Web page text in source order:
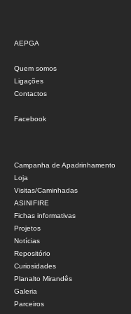
AEPGA
Quem somos
Ligações
Contactos
Facebook
Campanha de Apadrinhamento
Loja
Visitas/Caminhadas
ASINIFIRE
Fichas informativas
Projetos
Notícias
Repositório
Curiosidades
Planalto Mirandês
Galeria
Parceiros